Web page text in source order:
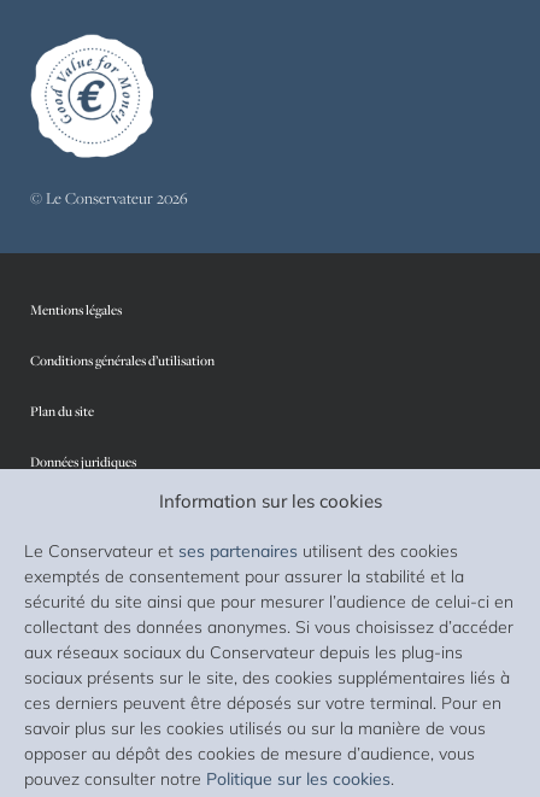
Information sur les cookies
Le Conservateur et ses partenaires utilisent des cookies
exemptés de consentement pour assurer la stabilité et la
sécurité du site ainsi que pour mesurer l’audience de celui-ci en
collectant des données anonymes. Si vous choisissez d’accéder
aux réseaux sociaux du Conservateur depuis les plug-ins
sociaux présents sur le site, des cookies supplémentaires liés à
ces derniers peuvent être déposés sur votre terminal. Pour en
savoir plus sur les cookies utilisés ou sur la manière de vous
opposer au dépôt des cookies de mesure d’audience, vous
pouvez consulter notre Politique sur les cookies.
© Le Conservateur 2026
Mentions légales
Conditions générales d’utilisation
Plan du site
Données juridiques
Protection des données personnelles
Sécurité
Cookies
Accessibilité : non conforme
Liste des supports d’investissement
Lexique